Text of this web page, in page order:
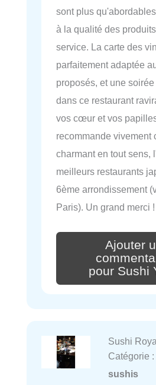
sont plus
à la qualité des
service. La carte des
parfaitement adaptée
proposés, et une
dans ce restaurant
vos cœur et vos
recommande vivement
charmant en tout sens,
meilleurs restaurants
6ème arrondissement
Paris). Un grand merci !
Ajouter
pour Sushi
Sushi
Catégorie :
sushis